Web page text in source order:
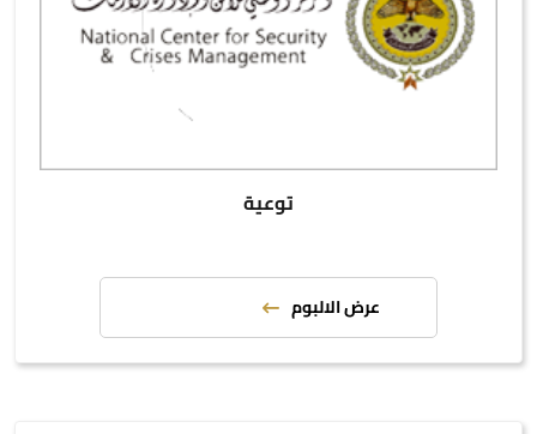
توعية
عرض الالبوم